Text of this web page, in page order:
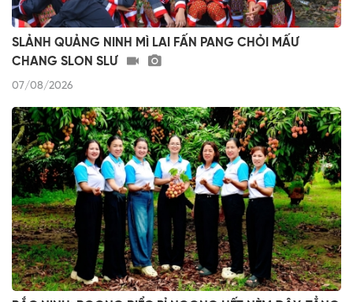
SLẢNH QUẢNG NINH MÌ LAI FẤN PANG CHỎI MẤƯ
CHANG SLON SLƯ
07/08/2026